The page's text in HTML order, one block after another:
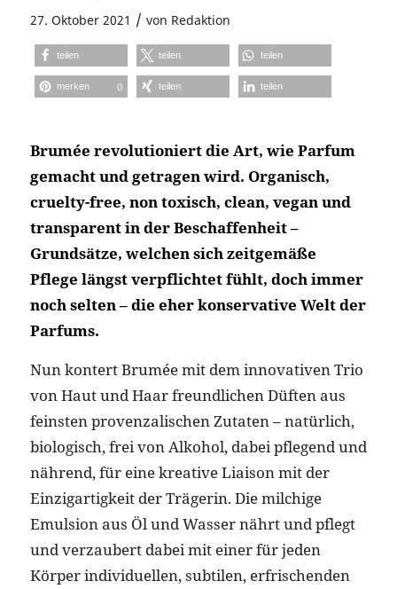
27. Oktober 2021 / von Redaktion
teilen teilen teilen
merken 0 teilen teilen
Brumée revolutioniert die Art, wie Parfum
gemacht und getragen wird. Organisch,
cruelty-free, non toxisch, clean, vegan und
transparent in der Beschaffenheit –
Grundsätze, welchen sich zeitgemäße
Pflege längst verpflichtet fühlt, doch immer
noch selten – die eher konservative Welt der
Parfums.
Nun kontert Brumée mit dem innovativen Trio
von Haut und Haar freundlichen Düften aus
feinsten provenzalischen Zutaten – natürlich,
biologisch, frei von Alkohol, dabei pflegend und
nährend, für eine kreative Liaison mit der
Einzigartigkeit der Trägerin. Die milchige
Emulsion aus Öl und Wasser nährt und pflegt
und verzaubert dabei mit einer für jeden
Körper individuellen, subtilen, erfrischenden